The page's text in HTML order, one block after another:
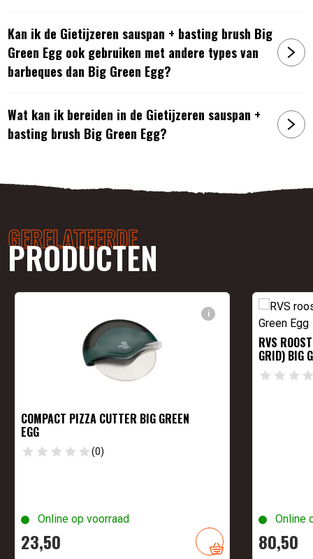
Kan ik de Gietijzeren sauspan + basting brush Big
Green Egg ook gebruiken met andere types van
barbeques dan Big Green Egg?
Wat kan ik bereiden in de Gietijzeren sauspan +
basting brush Big Green Egg?
GERELATEERDE
PRODUCTEN
i
COMPACT PIZZA CUTTER BIG GREEN
EGG
(0)
Online op voorraad
23,50
RVS
GRID) BIG
Online
80,50